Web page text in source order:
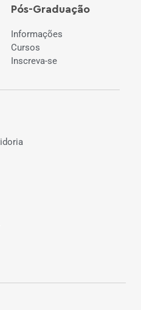
Pós-Graduação
Informações
Cursos
Inscreva-se